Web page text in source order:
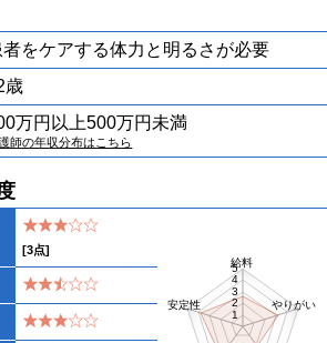
者をケアする体力と明るさが必要
歳
万円以上500万円未満
師の年収分布はこちら
[3点]
1
2
3
4
5
給料
やりがい
安定性